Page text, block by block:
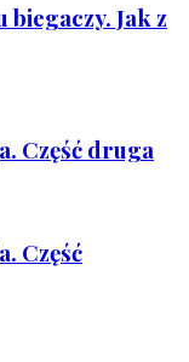
biegaczy. Jak z
Część druga
Część